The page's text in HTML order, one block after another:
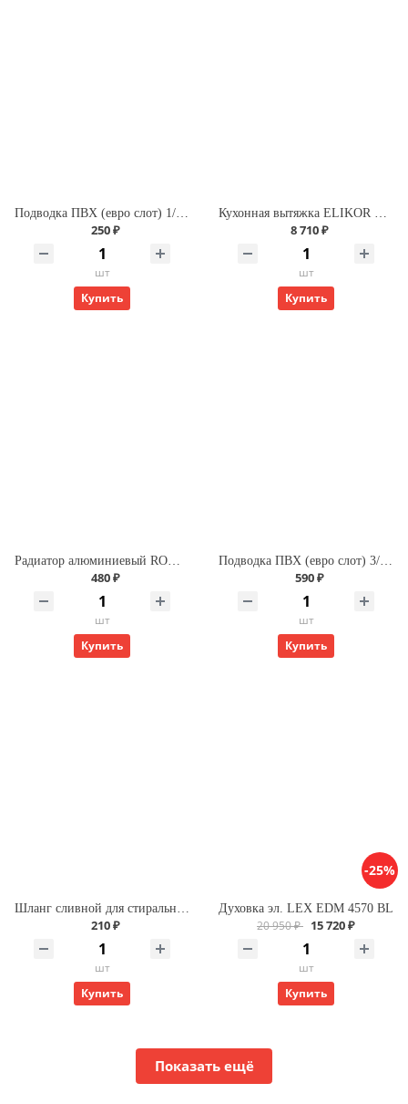
Подводка ПВХ (евро слот) 1/2 г/г 120 для газа
250 ₽
шт
Купить
Кухонная вытяжка ELIKOR Интегра GLASS 60 ФРА-Т(нерж/бежевое стекло)
8 710 ₽
шт
Купить
480 ₽
шт
Купить
590 ₽
шт
Купить
210 ₽
шт
Купить
-25%
Духовка эл. LEX EDM 4570 BL
20 950 ₽ 15 720 ₽
шт
Купить
Показать ещё